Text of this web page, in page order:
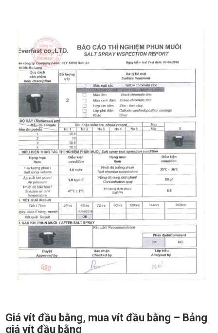
Giá vít đầu bằng, mua vít đầu bằng – Bảng
giá vít đầu bằng